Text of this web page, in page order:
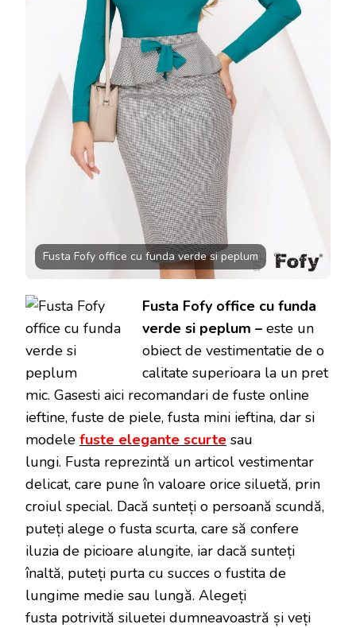
Fusta Fofy office cu funda verde si peplum
Fusta Fofy office cu funda
verde si peplum – este un
obiect de vestimentatie de o
calitate superioara la un pret
mic. Gasesti aici recomandari de fuste online
ieftine, fuste de piele, fusta mini ieftina, dar si
modele fuste elegante scurte sau
lungi. Fusta reprezintă un articol vestimentar
delicat, care pune în valoare orice siluetă, prin
croiul special. Dacă sunteți o persoană scundă,
puteți alege o fusta scurta, care să confere
iluzia de picioare alungite, iar dacă sunteți
înaltă, puteți purta cu succes o fustita de
lungime medie sau lungă. Alegeți
fusta potrivită siluetei dumneavoastră și veți